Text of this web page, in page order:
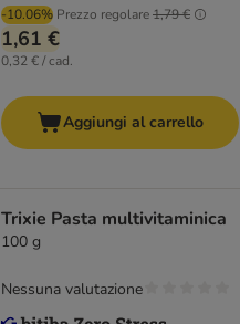
-10.06% Prezzo regolare1,79 €
1,61 €
0,32 € / cad.
Aggiungi al carrello
Trixie Pasta multivitaminica
100 g
Nessuna valutazione